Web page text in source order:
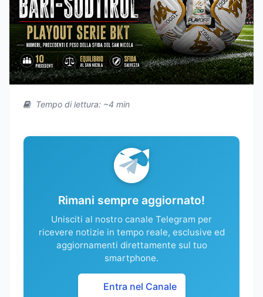
Tempo di lettura: ~4 min
Rimani sempre aggiornato!
Unisciti al nostro canale Telegram per
ricevere notizie in tempo reale, esclusive ed
aggiornamenti direttamente sul tuo
smartphone.
Entra nel Canale